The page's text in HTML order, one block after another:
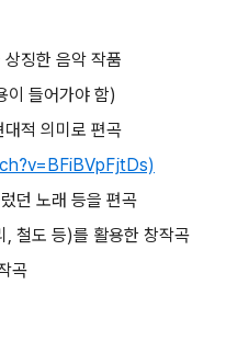
징한 음악 작품
이 들어가야 함)
대적 의미로 편곡
던 노래 등을 편곡
, 철도 등)를 활용한 창작곡
곡